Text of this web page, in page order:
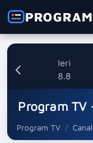
Ieri
8.8
Program TV
Program TV